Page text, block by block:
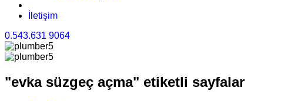
İletişim
0.543.631 9064
"evka süzgeç açma" etiketli sayfalar